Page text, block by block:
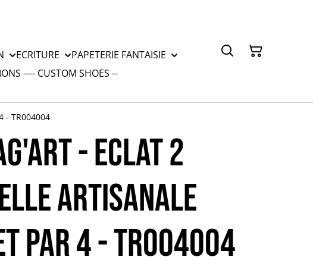
ECRITURE
PAPETERIE FANTAISIE
---- CUSTOM SHOES --
- TR004004
- ECLAT 2
ARTISANALE
PAR 4 - TR004004